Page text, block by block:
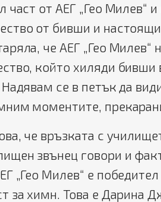
част от АЕГ „Гео Милев“
от бивши и
че АЕГ „Гео Милев“
който хиляди бивши
Надявам се в петък да
моментите,
че връзката с
звънец говори и
„Гео Милев“ е
за химн. Това е Дарина